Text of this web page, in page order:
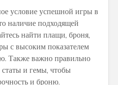
условие успешной игры в
наличие подходящей
найти плащи, броня,
с высоким показателем
Также важно правильно
статы и гемы, чтобы
и броню.